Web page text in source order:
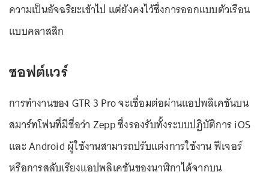
ความเป็นอัจฉริยะเข้าไป แต่ยังคงไว้ซึ่งการออกแบบตัวเรือน
แบบคลาสสิก
ซอฟต์แวร์
การทำงานของ GTR 3 Pro จะเชื่อมต่อผ่านแอปพลิเคชันบน
สมาร์ทโฟนที่มีชื่อว่า Zepp ซึ่งรองรับทั้งระบบปฏิบัติการ iOS
และ Android ผู้ใช้งานสามารถปรับแต่งการใช้งาน ฟีเจอร์
หรือการสลับเรียงแอปพลิเคชันของนาฬิกาได้จากบน